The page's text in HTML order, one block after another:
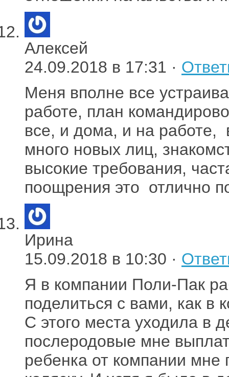
Алексей
24.09.2018 в 17:31 ·
Меня вполне все
работе, план
все, и дома, и на работе,
много новых лиц,
высокие требования,
поощрения это отлично
Ирина
15.09.2018 в 10:30 ·
Я в компании Поли-Пак
поделиться с вами, как в
С этого места уходила в
послеродовые мне
ребенка от компании